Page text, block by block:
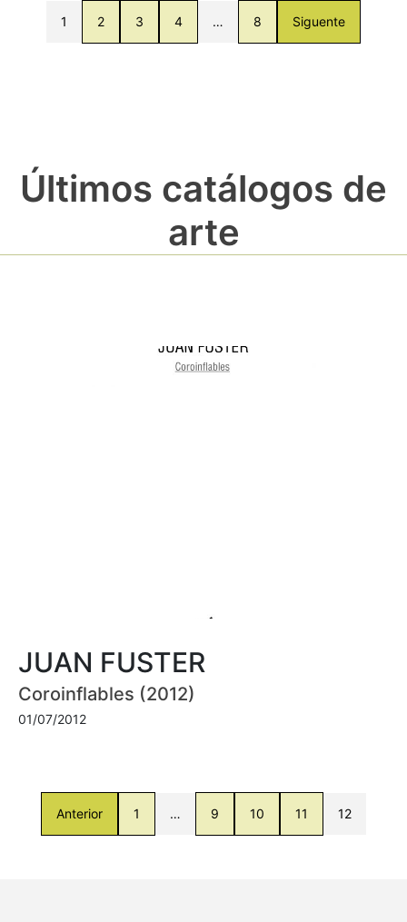
1 2 3 4 … 8 Siguente
Últimos catálogos de
arte
JUAN FUSTER
Coroinflables (2012)
01/07/2012
Anterior 1 … 9 10 11 12